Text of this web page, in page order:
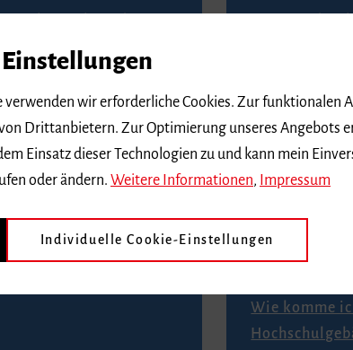
Reservix.
Freiburg
229
(Reservierungen sind
Karten an der
An der
Barzahlung
Anfahrt
Wie komme
Einstellungen
wir erforderliche Cookies. Zur funktionalen
Drittanbietern. Zur Optimierung unseres Angebots
Einsatz dieser Technologien zu und kann mein
oder ändern. Weitere Informationen, Impressum
Individuelle Cookie-Einstellungen